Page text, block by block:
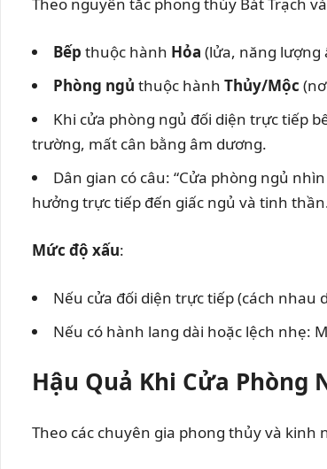
Theo nguyên tắc phong thủy Bát Trạch
Bếp thuộc hành Hỏa (lửa, năng lượng
Phòng ngủ thuộc hành Thủy/Mộc
Khi cửa phòng ngủ đối diện trực tiếp
trường, mất cân bằng âm dương.
Dân gian có câu: “Cửa phòng ngủ
hưởng trực tiếp đến giấc ngủ và tinh
Mức độ xấu:
Nếu cửa đối diện trực tiếp (cách
Nếu có hành lang dài hoặc lệch nhẹ:
Hậu Quả Khi Cửa Phòng
Theo các chuyên gia phong thủy và kinh